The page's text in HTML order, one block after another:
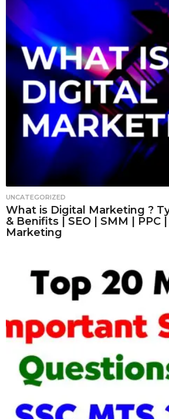
UNCATEGORIZED
What is Digital Marketing ?
& Benifits | SEO | SMM | PPC |
Marketing